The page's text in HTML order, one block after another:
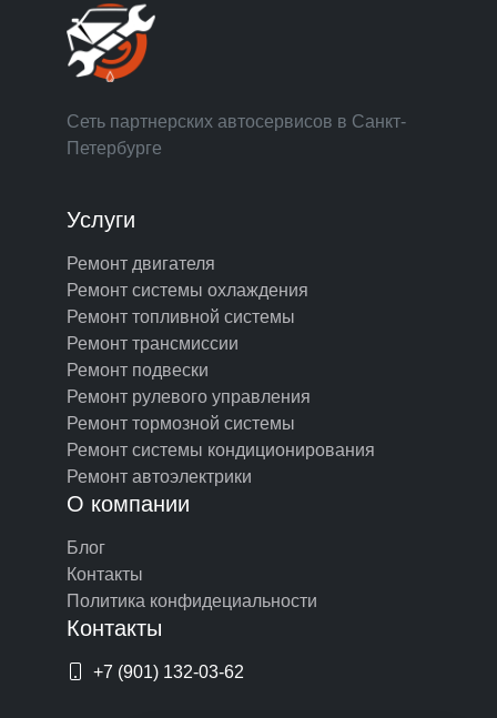
Сеть партнерских автосервисов в Санкт-
Петербурге
Услуги
Ремонт двигателя
Ремонт системы охлаждения
Ремонт топливной системы
Ремонт трансмиссии
Ремонт подвески
Ремонт рулевого управления
Ремонт тормозной системы
Ремонт системы кондиционирования
Ремонт автоэлектрики
О компании
Блог
Контакты
Политика конфидециальности
Контакты
+7 (901) 132-03-62